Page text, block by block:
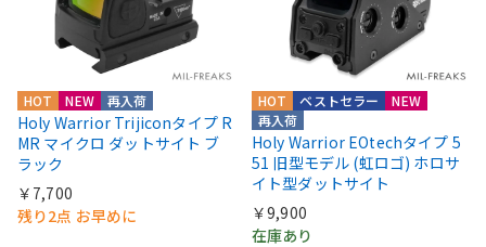
HOT NEW 再入荷
Holy Warrior Trijiconタイプ R
MR マイクロ ダットサイト ブ
ラック
￥7,700
残り2点 お早めに
HOT
NEW
再入荷
ベストセラー
Holy Warrior EOtechタイプ 5
51 旧型モデル (虹ロゴ) ホロサ
イト型ダットサイト
￥9,900
在庫あり